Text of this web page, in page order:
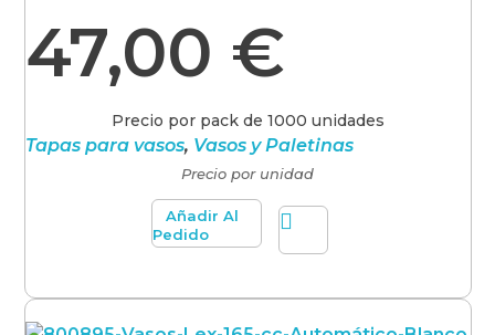
47,00 €
Precio por pack de 1000 unidades
Tapas para vasos, Vasos y Paletinas
Precio por unidad
Añadir Al
Pedido